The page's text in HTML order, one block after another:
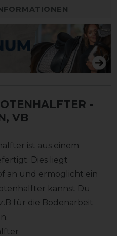
-
VB
ist aus einem
Dies liegt
an und ermöglicht ein
kannst Du
für die Bodenarbeit